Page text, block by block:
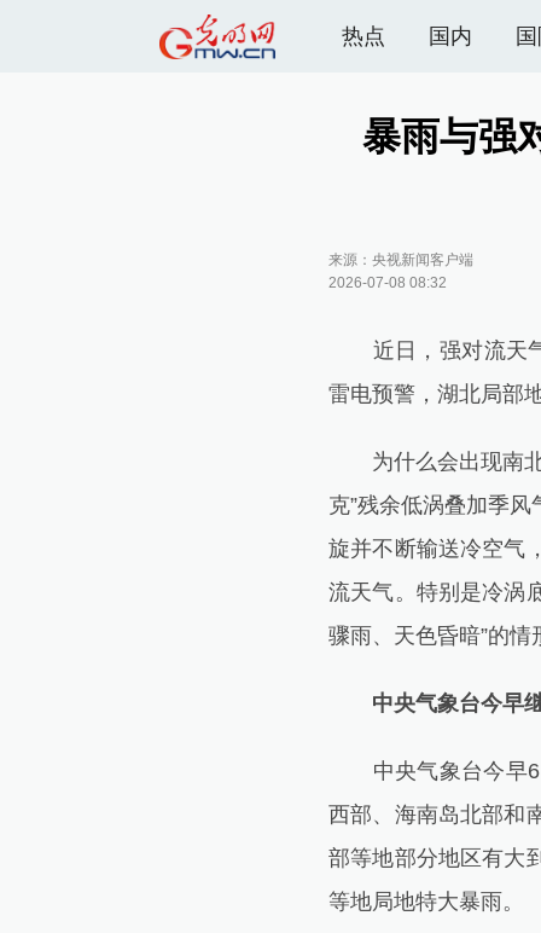
热点 国内
暴雨与强
来源： 央视新闻客户端
2026-07-08 08:32
近日，强对流天气
雷电预警，湖北局部
为什么会出现南北
克”残余低涡叠加季
旋并不断输送冷空气
流天气。特别是冷涡
骤雨、天色昏暗”的情
中央气象台今早
中央气象台今早6
西部、海南岛北部和
部等地部分地区有大
等地局地特大暴雨。